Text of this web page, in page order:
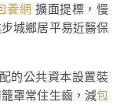
養網 擴面提標，慢
城鄉居平易近醫保
的公共資本設置裝
罩常住生齒，減包